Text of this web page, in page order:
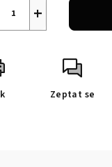
+
Zeptat se